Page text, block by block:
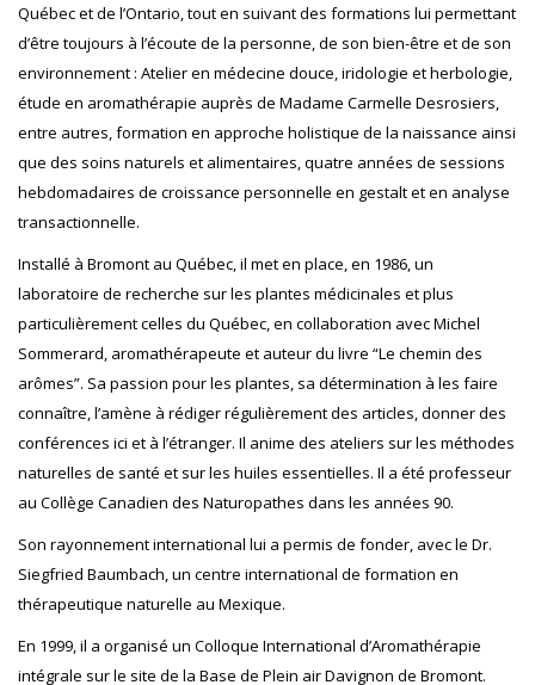
Québec et de l’Ontario, tout en suivant des formations lui permettant
d’être toujours à l’écoute de la personne, de son bien-être et de son
environnement : Atelier en médecine douce, iridologie et herbologie,
étude en aromathérapie auprès de Madame Carmelle Desrosiers,
entre autres, formation en approche holistique de la naissance ainsi
que des soins naturels et alimentaires, quatre années de sessions
hebdomadaires de croissance personnelle en gestalt et en analyse
transactionnelle.
Installé à Bromont au Québec, il met en place, en 1986, un
laboratoire de recherche sur les plantes médicinales et plus
particulièrement celles du Québec, en collaboration avec Michel
Sommerard, aromathérapeute et auteur du livre “Le chemin des
arômes”. Sa passion pour les plantes, sa détermination à les faire
connaître, l’amène à rédiger régulièrement des articles, donner des
conférences ici et à l’étranger. Il anime des ateliers sur les méthodes
naturelles de santé et sur les huiles essentielles. Il a été professeur
au Collège Canadien des Naturopathes dans les années 90.
Son rayonnement international lui a permis de fonder, avec le Dr.
Siegfried Baumbach, un centre international de formation en
thérapeutique naturelle au Mexique.
En 1999, il a organisé un Colloque International d’Aromathérapie
intégrale sur le site de la Base de Plein air Davignon de Bromont.